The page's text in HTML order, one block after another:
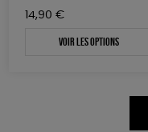
14,90 €
Voir les options